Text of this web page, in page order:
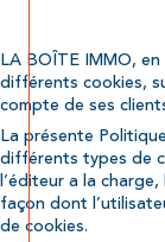
LA BOÎTE IMMO,
différents cookies,
compte de ses
La présente
différents types de
l’éditeur a la
façon dont
de cookies.